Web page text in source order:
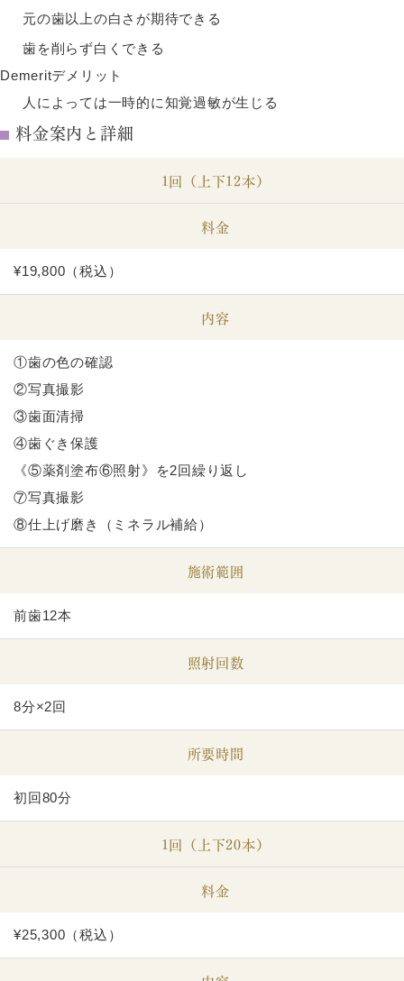
元の歯以上の白さが期待できる
歯を削らず白くできる
Demeritデメリット
人によっては一時的に知覚過敏が生じる
料金案内と詳細
1回（上下12本）
料金
¥19,800（税込）
内容
①歯の色の確認
②写真撮影
③歯面清掃
④歯ぐき保護
《⑤薬剤塗布⑥照射》を2回繰り返し
⑦写真撮影
⑧仕上げ磨き（ミネラル補給）
施術範囲
前歯12本
照射回数
8分×2回
所要時間
初回80分
1回（上下20本）
料金
¥25,300（税込）